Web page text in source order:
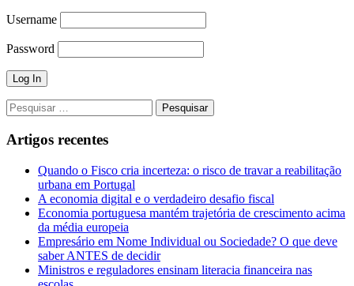
Username
Password
Pesquisar
por:
Artigos recentes
Quando o Fisco cria incerteza: o risco de travar a reabilitação
urbana em Portugal
A economia digital e o verdadeiro desafio fiscal
Economia portuguesa mantém trajetória de crescimento acima
da média europeia
Empresário em Nome Individual ou Sociedade? O que deve
saber ANTES de decidir
Ministros e reguladores ensinam literacia financeira nas